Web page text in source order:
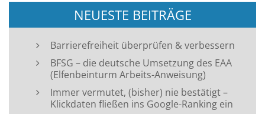
NEUESTE BEITRÄGE
Barrierefreiheit überprüfen & verbessern
BFSG – die deutsche Umsetzung des EAA
(Elfenbeinturm Arbeits-Anweisung)
Immer vermutet, (bisher) nie bestätigt –
Klickdaten fließen ins Google-Ranking ein